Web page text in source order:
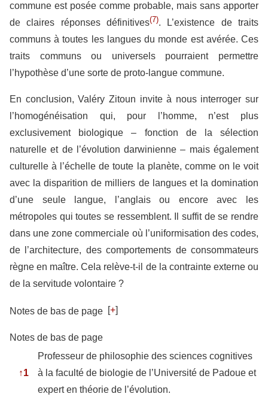
commune est posée comme probable, mais sans apporter
de claires réponses définitives(7). L’existence de traits
communs à toutes les langues du monde est avérée. Ces
traits communs ou universels pourraient permettre
l’hypothèse d’une sorte de proto-langue commune.
En conclusion, Valéry Zitoun invite à nous interroger sur
l’homogénéisation qui, pour l’homme, n’est plus
exclusivement biologique – fonction de la sélection
naturelle et de l’évolution darwinienne – mais également
culturelle à l’échelle de toute la planète, comme on le voit
avec la disparition de milliers de langues et la domination
d’une seule langue, l’anglais ou encore avec les
métropoles qui toutes se ressemblent. Il suffit de se rendre
dans une zone commerciale où l’uniformisation des codes,
de l’architecture, des comportements de consommateurs
règne en maître. Cela relève-t-il de la contrainte externe ou
de la servitude volontaire ?
Notes de bas de page [+]
Notes de bas de page
↑1
Professeur de philosophie des sciences cognitives
à la faculté de biologie de l’Université de Padoue et
expert en théorie de l’évolution.